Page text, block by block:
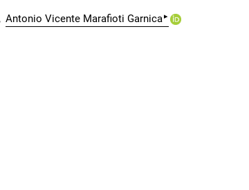
Antonio Vicente Marafioti Garnica▸